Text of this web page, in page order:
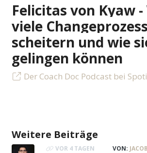
Felicitas von Kyaw
viele
scheitern und wie
gelingen können
Der Coach Doc Podcast bei
Weitere Beiträge
VOR 4 TAGEN VON: